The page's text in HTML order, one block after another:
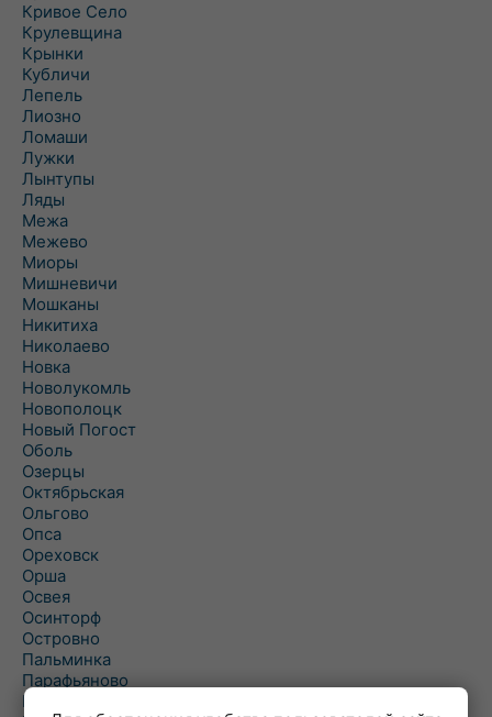
Кривое Село
Крулевщина
Крынки
Кубличи
Лепель
Лиозно
Ломаши
Лужки
Лынтупы
Ляды
Межа
Межево
Миоры
Мишневичи
Мошканы
Никитиха
Николаево
Новка
Новолукомль
Новополоцк
Новый Погост
Оболь
Озерцы
Октябрьская
Ольгово
Опса
Ореховск
Орша
Освея
Осинторф
Островно
Пальминка
Парафьяново
Плисса